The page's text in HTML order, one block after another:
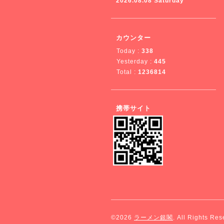
カウンター
Today : 338
Yesterday : 445
Total : 1236814
携帯サイト
©2026 ラーメン銀閣 . All Rights